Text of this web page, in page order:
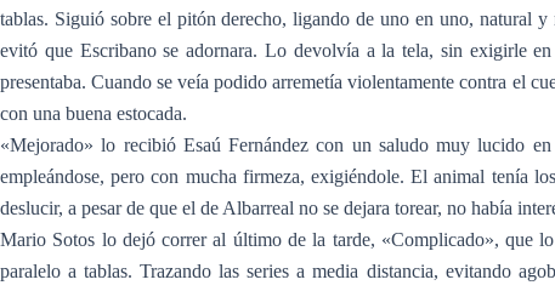
tablas. Siguió sobre el pitón derecho, ligando de uno en uno, natural
evitó que Escribano se adornara. Lo devolvía a la tela, sin exigirle
presentaba. Cuando se veía podido arremetía violentamente contra el
con una buena estocada.
«Mejorado» lo recibió Esaú Fernández con un saludo muy lucido
empleándose, pero con mucha firmeza, exigiéndole. El animal tenía
deslucir, a pesar de que el de Albarreal no se dejara torear, no había
Mario Sotos lo dejó correr al último de la tarde, «Complicado», que
paralelo a tablas. Trazando las series a media distancia, evitando